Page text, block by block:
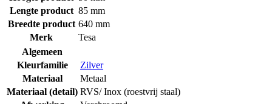
Lengte product 85 mm
Breedte product 640 mm
Merk
Tesa
Algemeen
Kleurfamilie
Zilver
Materiaal
Metaal
Materiaal (detail) RVS/ Inox (roestvrij staal)